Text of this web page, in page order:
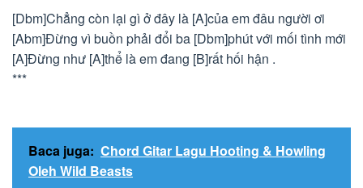
[Dbm]Chẳng còn lại gì ở đây là [A]của em đâu người ơi
[Abm]Đừng vì buồn phải đổi ba [Dbm]phút với mối tình mới
[A]Đừng như [A]thể là em đang [B]rất hối hận .
***
Baca juga: Chord Gitar Lagu Hooting & Howling
Oleh Wild Beasts